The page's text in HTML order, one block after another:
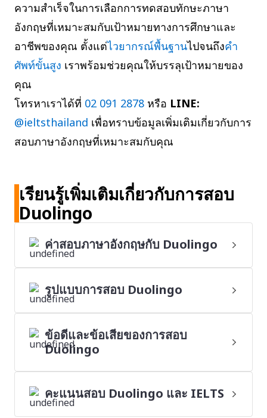
ความสำเร็จในการเลือกการทดสอบทักษะภาษา
อังกฤษที่เหมาะสมกับเป้าหมายทางการศึกษาและ
อาชีพของคุณ ตั้งแต่ไวยากรณ์พื้นฐานไปจนถึงคำ
ศัพท์ขั้นสูง เราพร้อมช่วยคุณให้บรรลุเป้าหมายของ
คุณ
โทรหาเราได้ที่ 02 091 2878 หรือ LINE:
@ieltsthailand เพื่อทราบข้อมูลเพิ่มเติมเกี่ยวกับการ
สอบภาษาอังกฤษที่เหมาะสมกับคุณ
เรียนรู้เพิ่มเติมเกี่ยวกับการสอบ
Duolingo
ค่าสอบภาษาอังกฤษกับ Duolingo
รูปแบบการสอบ Duolingo
ข้อดีและข้อเสียของการสอบ
Duolingo
คะแนนสอบ Duolingo และ IELTS